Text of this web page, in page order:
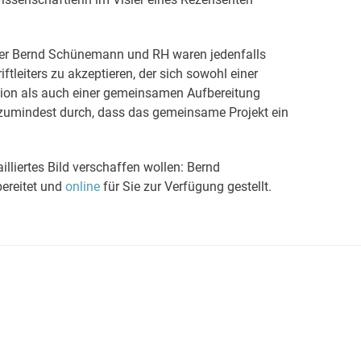
Bernd Schünemann und RH waren jedenfalls
zu akzeptieren, der sich sowohl einer
als auch einer gemeinsamen Aufbereitung
durch, dass das gemeinsame Projekt ein
Bild verschaffen wollen: Bernd
und online für Sie zur Verfügung gestellt.